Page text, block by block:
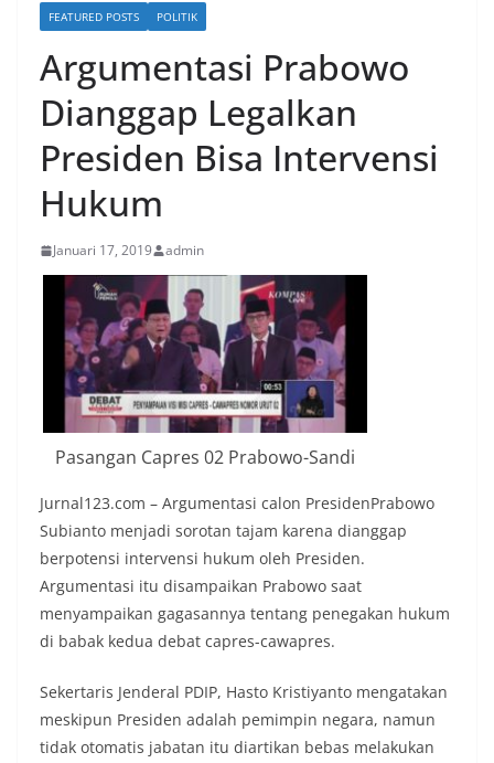
FEATURED POSTS POLITIK
Argumentasi Prabowo
Dianggap Legalkan
Presiden Bisa Intervensi
Hukum
Januari 17, 2019 admin
Pasangan Capres 02 Prabowo-Sandi
Jurnal123.com – Argumentasi calon PresidenPrabowo
Subianto menjadi sorotan tajam karena dianggap
berpotensi intervensi hukum oleh Presiden.
Argumentasi itu disampaikan Prabowo saat
menyampaikan gagasannya tentang penegakan hukum
di babak kedua debat capres-cawapres.
Sekertaris Jenderal PDIP, Hasto Kristiyanto mengatakan
meskipun Presiden adalah pemimpin negara, namun
tidak otomatis jabatan itu diartikan bebas melakukan